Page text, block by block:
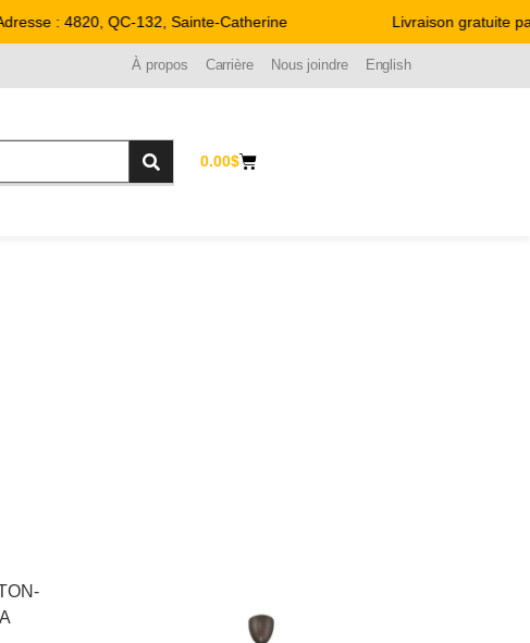
: 4820, QC-132, Sainte-Catherine Livraison gratuite
À propos Carrière Nous joindre English
0.00$